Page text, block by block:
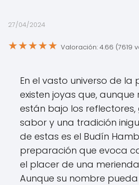
27/04/2024
★★★★★ Valoración: 4.66 (7619
En el vasto universo de la
existen joyas que, aunque
están bajo los
sabor y una tradición
de estas es el Budín
preparación que evoca
el placer de una
Aunque su nombre